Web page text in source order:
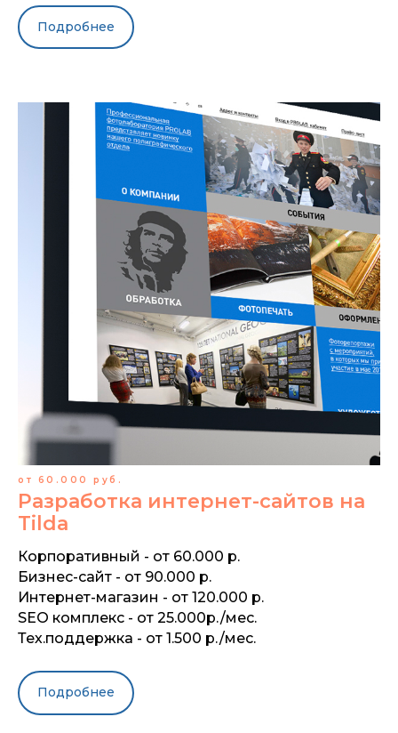
Подробнее
от 60.000 руб.
Разработка интернет-сайтов на
Tilda
Корпоративный - от 60.000 р.
Бизнес-сайт - от 90.000 р.
Интернет-магазин - от 120.000 р.
SEO комплекс - от 25.000р./мес.
Тех.поддержка - от 1.500 р./мес.
Подробнее